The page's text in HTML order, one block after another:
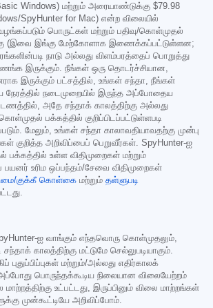
Windows) மற்றும் அரையாண்டுக்கு $79.98
SpyHunter for Mac) என்ற விலையில்
பொருட்கள் மற்றும் பதிவு/கொள்முதல்
(இவை இங்கு மேற்கோளாக இணைக்கப்பட்டுள்ளன;
நாடு அல்லது விளம்பரத்தைப் பொறுத்து
இருக்கும். நீங்கள் ஒரு தொடர்ச்சியான,
இருக்கும் பட்சத்தில், உங்கள் சந்தா, நீங்கள்
நேரத்தில் நடைமுறையில் இருந்த அப்போதைய
அதே சந்தாக் காலத்திற்கு அல்லது
பக்கத்தில் குறிப்பிடப்பட்டுள்ளபடி
மேலும், உங்கள் சந்தா காலாவதியாவதற்கு முன்பு
குறித்த அறிவிப்பைப் பெறுவீர்கள். SpyHunter-ஐ
பக்கத்தில் உள்ள விதிமுறைகள் மற்றும்
பயனர் உரிம ஒப்பந்தம்/சேவை விதிமுறைகள்
குக்கீ கொள்கை மற்றும் தள்ளுபடி
ஐ வாங்கும் எந்தவொரு கொள்முதலும்,
காலத்திற்கு மட்டுமே செல்லுபடியாகும்.
புதுப்பிப்புகள் மற்றும்/அல்லது எதிர்காலக்
பொருந்தக்கூடிய நிலையான விலையேற்றம்
உட்பட்டது, இருப்பினும் விலை மாற்றங்கள்
முன்கூட்டியே அறிவிப்போம்.